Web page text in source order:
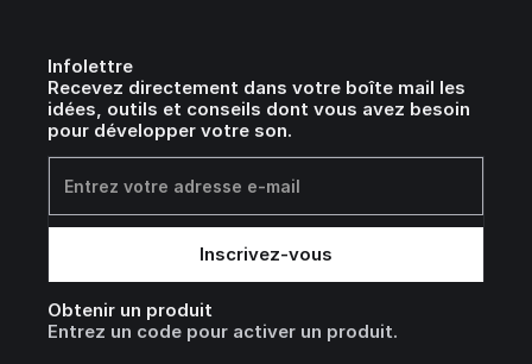
Infolettre
Recevez directement dans votre boîte mail les
idées, outils et conseils dont vous avez besoin
pour développer votre son.
Obtenir un produit
Entrez un code pour activer un produit.